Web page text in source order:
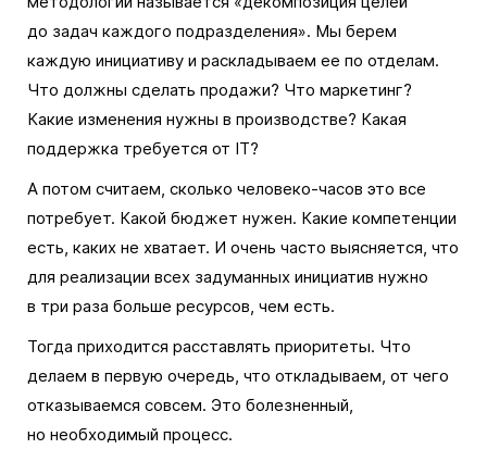
до задач каждого подразделения». Мы берем
каждую инициативу и раскладываем ее по отделам.
Что должны сделать продажи? Что маркетинг?
Какие изменения нужны в производстве? Какая
поддержка требуется от IT?
А потом считаем, сколько человеко-часов это все
потребует. Какой бюджет нужен. Какие компетенции
есть, каких не хватает. И очень часто выясняется, что
для реализации всех задуманных инициатив нужно
в три раза больше ресурсов, чем есть.
Тогда приходится расставлять приоритеты. Что
делаем в первую очередь, что откладываем, от чего
отказываемся совсем. Это болезненный,
но необходимый процесс.